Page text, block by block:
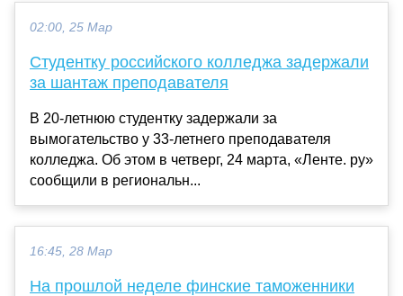
02:00, 25 Мар
Студентку российского колледжа задержали
за шантаж преподавателя
В 20-летнюю студентку задержали за
вымогательство у 33-летнего преподавателя
колледжа. Об этом в четверг, 24 марта, «Ленте. ру»
сообщили в региональн...
16:45, 28 Мар
На прошлой неделе финские таможенники